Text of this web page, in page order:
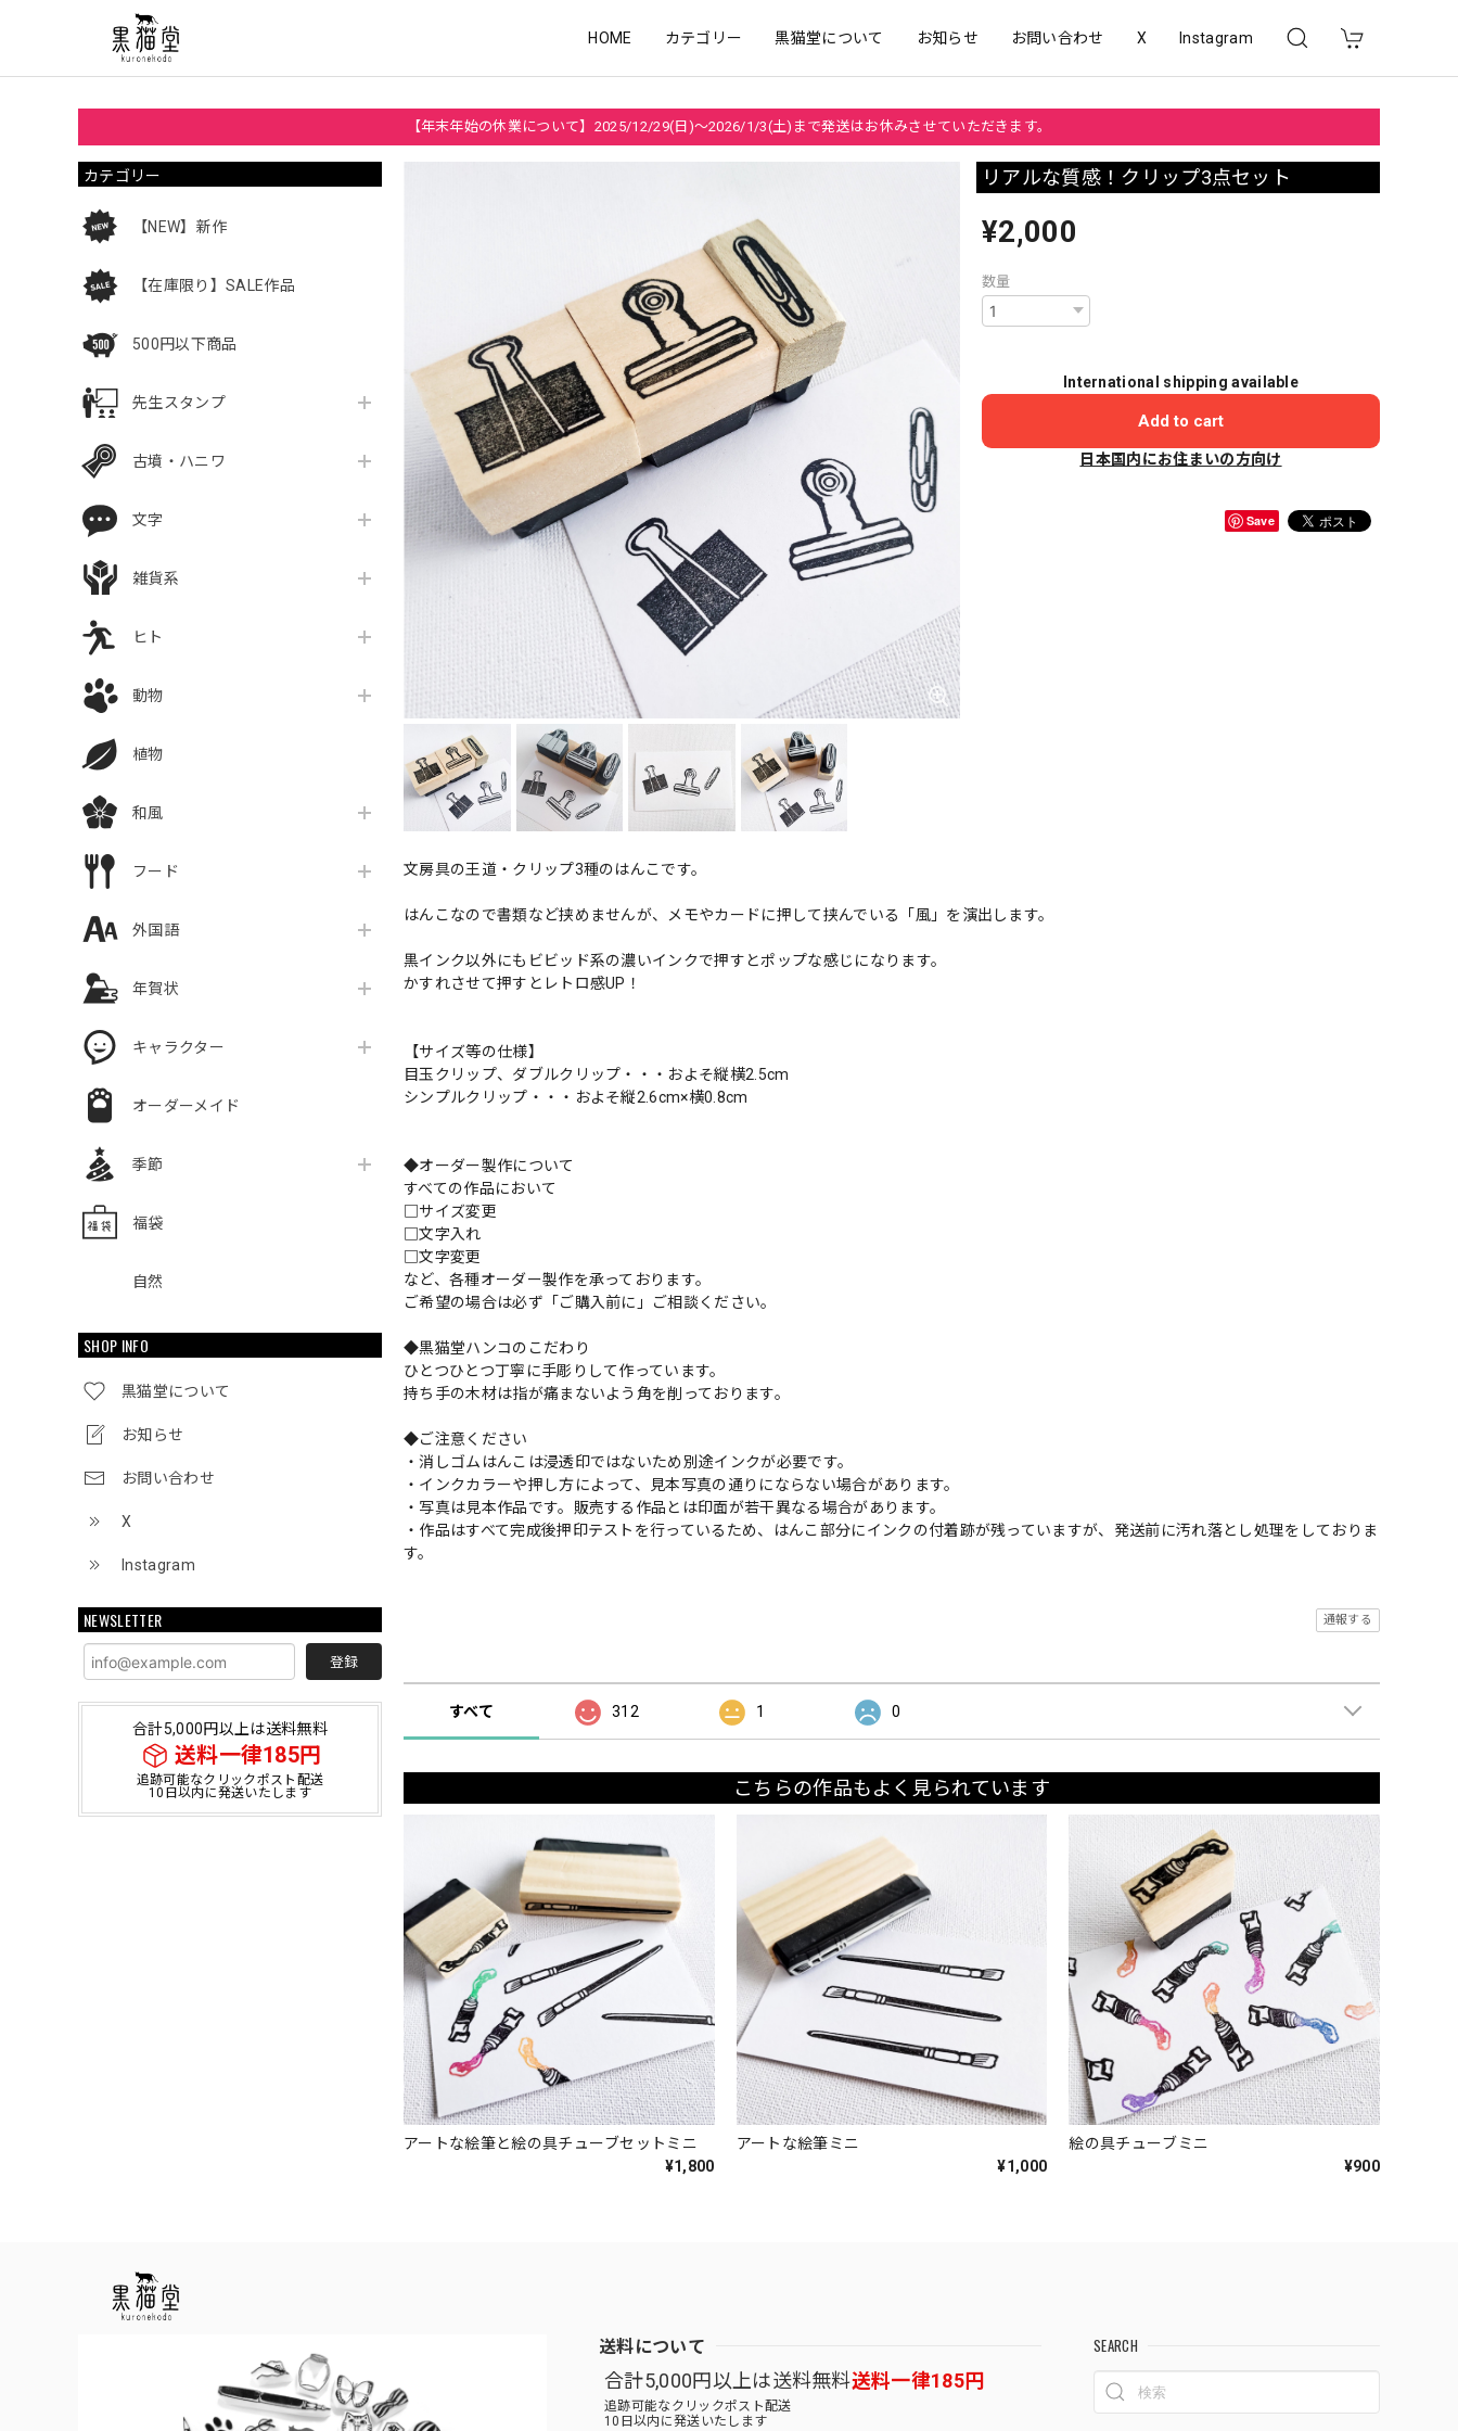
HOME カテゴリー 黒猫堂について お知らせ お問い合わせ X Instagram
【年末年始の休業について】2025/12/29(日)～2026/1/3(土)まで発送はお休みさせていただきます。
カテゴリー
【NEW】新作
【在庫限り】SALE作品
500円以下商品
先生スタンプ
古墳・ハニワ
文字
雑貨系
ヒト
動物
植物
和風
フード
外国語
年賀状
キャラクター
オーダーメイド
季節
福袋
自然
SHOP INFO
黒猫堂について
お知らせ
お問い合わせ
X
Instagram
NEWSLETTER
登録
合計5,000円以上は送料無料
送料一律185円
追跡可能なクリックポスト配送
10日以内に発送いたします
リアルな質感！クリップ3点セット
¥2,000
数量
International shipping available
Add to cart
日本国内にお住まいの方向け
Save
文房具の王道・クリップ3種のはんこです。
はんこなので書類など挟めませんが、メモやカードに押して挟んでいる「風」を演出します。
黒インク以外にもビビッド系の濃いインクで押すとポップな感じになります。
かすれさせて押すとレトロ感UP！
【サイズ等の仕様】
目玉クリップ、ダブルクリップ・・・およそ縦横2.5cm
シンプルクリップ・・・およそ縦2.6cm×横0.8cm
◆オーダー製作について
すべての作品において
□サイズ変更
□文字入れ
□文字変更
など、各種オーダー製作を承っております。
ご希望の場合は必ず「ご購入前に」ご相談ください。
◆黒猫堂ハンコのこだわり
ひとつひとつ丁寧に手彫りして作っています。
持ち手の木材は指が痛まないよう角を削っております。
◆ご注意ください
・消しゴムはんこは浸透印ではないため別途インクが必要です。
・インクカラーや押し方によって、見本写真の通りにならない場合があります。
・写真は見本作品です。販売する作品とは印面が若干異なる場合があります。
・作品はすべて完成後押印テストを行っているため、はんこ部分にインクの付着跡が残っていますが、発送前に汚れ落とし処理をしておりま
す。
通報する
すべて 312 1 0
こちらの作品もよく見られています
アートな絵筆と絵の具チューブセットミニ
¥1,800
アートな絵筆ミニ
¥1,000
絵の具チューブミニ
¥900
送料について
合計5,000円以上は送料無料送料一律185円
追跡可能なクリックポスト配送
10日以内に発送いたします
SEARCH